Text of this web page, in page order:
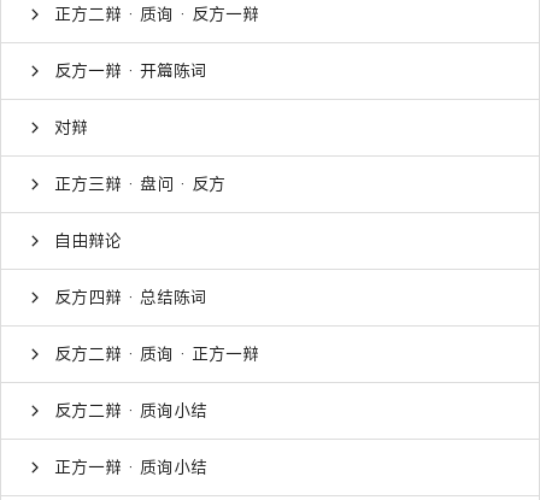
正方二辩 · 质询 · 反方一辩
反方一辩 · 开篇陈词
对辩
正方三辩 · 盘问 · 反方
自由辩论
反方四辩 · 总结陈词
反方二辩 · 质询 · 正方一辩
反方二辩 · 质询小结
正方一辩 · 质询小结